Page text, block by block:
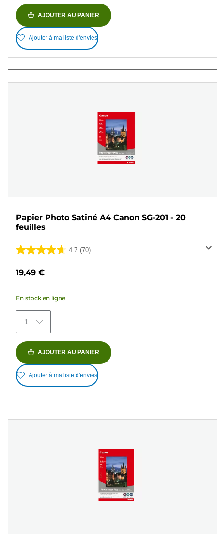
AJOUTER AU PANIER
Ajouter à ma liste d'envies
Papier Photo Satiné A4 Canon SG-201 - 20
feuilles
4.7 (70)
4.7
70
avis
19,49 €
En stock en ligne
1
AJOUTER AU PANIER
Ajouter à ma liste d'envies